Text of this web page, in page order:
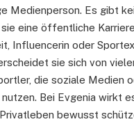
Medienperson. Es gibt
eine öffentliche
Influencerin oder
sie sich von
die soziale Medien
Bei Evgenia wirkt
bewusst